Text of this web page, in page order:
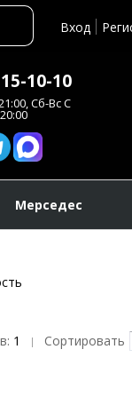
Вход
10-10
Сб-Вс С
Мерседес
1 | Сортировать